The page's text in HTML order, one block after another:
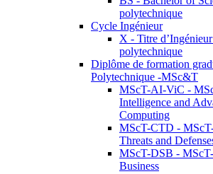
polytechnique
Cycle Ingénieur
X - Titre
polytechnique
Diplôme de formation
Polytechnique -MSc&T
MScT-AI-ViC -
Intelligence and
Computing
MScT-CTD -
Threats and
MScT-DSB -
Business